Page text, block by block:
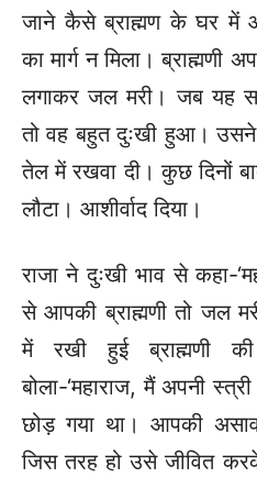
जाने कैसे ब्राह्मण के घर में
का मार्ग न मिला। ब्राह्मणी
लगाकर जल मरी। जब यह
तो वह बहुत दुःखी हुआ। उसने
तेल में रखवा दी। कुछ दिनों
लौटा। आशीर्वाद दिया।
राजा ने दुःखी भाव से कहा-
से आपकी ब्राह्मणी तो जल
में रखी हुई ब्राह्मणी
बोला-‘महाराज, मैं अपनी
छोड़ गया था। आपकी
जिस तरह हो उसे जीवित